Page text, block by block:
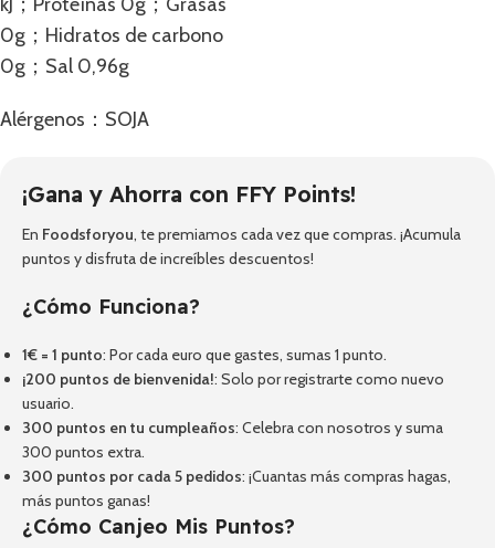
0g；Hidratos de carbono
0g；Sal 0,96g
Alérgenos：SOJA
¡Gana y Ahorra con FFY Points!
En Foodsforyou, te premiamos cada vez que compras. ¡Acumula
puntos y disfruta de increíbles descuentos!
¿Cómo Funciona?
1€ = 1 punto: Por cada euro que gastes, sumas 1 punto.
¡200 puntos de bienvenida!: Solo por registrarte como nuevo
usuario.
300 puntos en tu cumpleaños: Celebra con nosotros y suma
300 puntos extra.
300 puntos por cada 5 pedidos: ¡Cuantas más compras hagas,
más puntos ganas!
¿Cómo Canjeo Mis Puntos?